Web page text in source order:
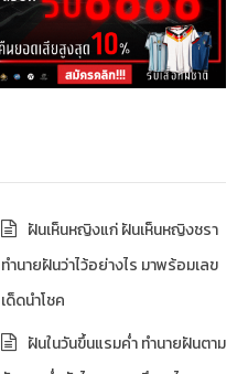
ฝันเห็นหญิงแก่ ฝันเห็นหญิงชรา
ทำนายฝันว่าไว้อย่างไร มาพร้อมเลข
เด็ดนำโชค
ฝันในวันขึ้นแรมค่ำ ทำนายฝันตาม